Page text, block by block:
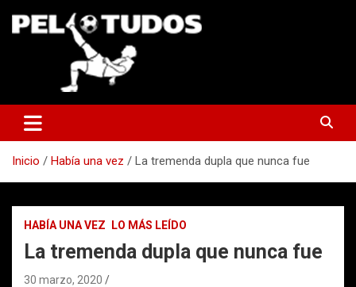
Inicio Había una vez La tremenda dupla que nunca fue
HABÍA UNA VEZ LO MÁS LEÍDO
La tremenda dupla que nunca fue
30 marzo, 2020